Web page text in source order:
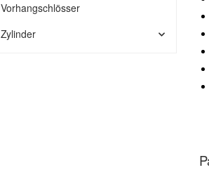
Vorhangschlösser
Zylinder